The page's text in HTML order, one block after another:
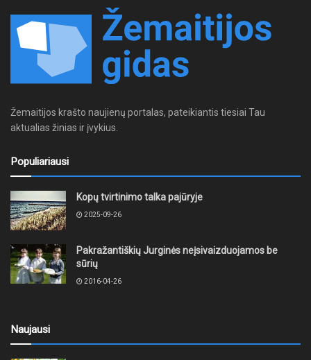
Žemaitijos krašto naujienų portalas, pateikiantis tiesiai Tau
aktualias žinias ir įvykius.
Populiariausi
Kopų tvirtinimo talka pajūryje
2025-09-26
Pakražantiškių Jurginės neįsivaizduojamos be
sūrių
2016-04-26
Naujausi